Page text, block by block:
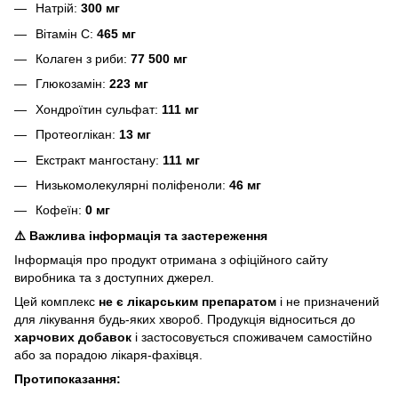
Натрій: 300 мг
Вітамін C: 465 мг
Колаген з риби: 77 500 мг
Глюкозамін: 223 мг
Хондроїтин сульфат: 111 мг
Протеоглікан: 13 мг
Екстракт мангостану: 111 мг
Низькомолекулярні поліфеноли: 46 мг
Кофеїн: 0 мг
⚠️ Важлива інформація та застереження
Інформація про продукт отримана з офіційного сайту
виробника та з доступних джерел.
Цей комплекс не є лікарським препаратом і не призначений
для лікування будь-яких хвороб. Продукція відноситься до
харчових добавок і застосовується споживачем самостійно
або за порадою лікаря‑фахівця.
Протипоказання: